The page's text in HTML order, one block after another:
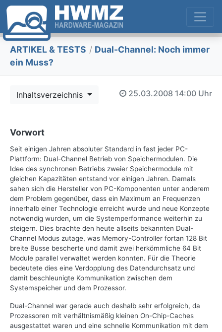
ARTIKEL & TESTS / Dual-Channel: Noch immer
ein Muss?
Inhaltsverzeichnis 25.03.2008 14:00 Uhr
Vorwort
Seit einigen Jahren absoluter Standard in fast jeder PC-
Plattform: Dual-Channel Betrieb von Speichermodulen. Die
Idee des synchronen Betriebs zweier Speichermodule mit
gleichen Kapazitäten entstand vor einigen Jahren. Damals
sahen sich die Hersteller von PC-Komponenten unter anderem
dem Problem gegenüber, dass ein Maximum an Frequenzen
innerhalb einer Technologie erreicht wurde und neue Konzepte
notwendig wurden, um die Systemperformance weiterhin zu
steigern. Dies brachte den heute allseits bekannten Dual-
Channel Modus zutage, was Memory-Controller fortan 128 Bit
breite Busse bescherte und damit zwei herkömmliche 64 Bit
Module parallel verwaltet werden konnten. Für die Theorie
bedeutete dies eine Verdopplung des Datendurchsatz und
damit beschleunigte Kommunikation zwischen dem
Systemspeicher und dem Prozessor.
Dual-Channel war gerade auch deshalb sehr erfolgreich, da
Prozessoren mit verhältnismäßig kleinen On-Chip-Caches
ausgestattet waren und eine schnelle Kommunikation mit dem